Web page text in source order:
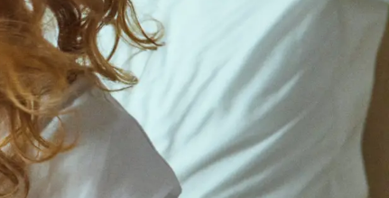
vil du kun optjene point på dit
Sverige, Norge og Finland) og 13-17 år